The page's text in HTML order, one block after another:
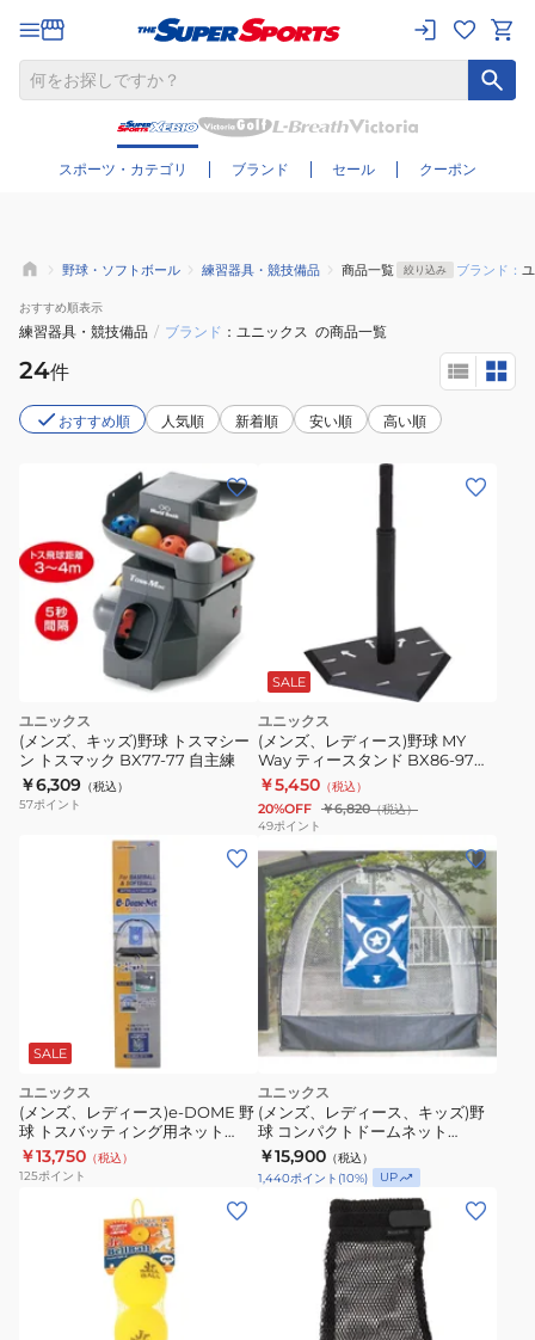
スポーツ・カテゴリ ブランド セール クーポン
さらに絞り込む
野球・ソフトボール 練習器具・競技備品 商品一覧 絞り込み ブランド：
おすすめ順表示
練習器具・競技備品 / ブランド ユニックス の商品一覧
24件
おすすめ順 人気順 新着順 安い順 高い順
ユニックス
(メンズ、キッズ)野球 トスマシー
ン トスマック BX77-77 自主練
￥6,309 （税込）
57ポイント
SALE
ユニックス
(メンズ、レディース)野球 MY
Way ティースタンド BX86-97
【メーカー取り寄せ】
￥5,450 （税込）
20%OFF ￥6,820（税込）
49ポイント
SALE
ユニックス
(メンズ、レディース)e-DOME 野
球 トスバッティング用ネット
BX77-54 自主練 【メーカー取り
寄せ】
￥13,750 （税込）
125ポイント
ユニックス
(メンズ、レディース、キッズ)野
球 コンパクトドームネット
BX75-62.
￥15,900 （税込）
1,440ポイント (10%) UP